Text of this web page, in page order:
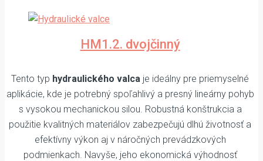
HM1.2. dvojčinný
Tento typ hydraulického valca je ideálny pre priemyselné
aplikácie, kde je potrebný spoľahlivý a presný lineárny pohyb
s vysokou mechanickou silou. Robustná konštrukcia a
použitie kvalitných materiálov zabezpečujú dlhú životnosť a
efektívny výkon aj v náročných prevádzkových
podmienkach. Navyše, jeho ekonomická výhodnosť